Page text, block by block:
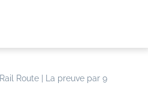
Route | La preuve par 9